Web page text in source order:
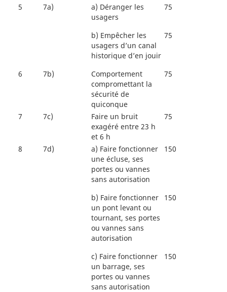
5 7a) a) Déranger les
usagers
75
b) Empêcher les
usagers d’un canal
historique d’en jouir
75
6 7b)
Comportement
compromettant la
sécurité de
quiconque
75
7 7c)
Faire un bruit
exagéré entre 23 h
et 6 h
75
8 7d) a) Faire fonctionner
une écluse, ses
portes ou vannes
sans autorisation
150
b) Faire fonctionner
un pont levant ou
tournant, ses portes
ou vannes sans
autorisation
150
c) Faire fonctionner
un barrage, ses
portes ou vannes
sans autorisation
150